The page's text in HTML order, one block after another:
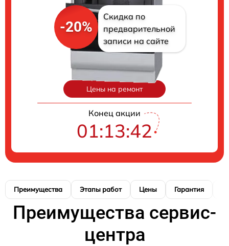
-20%
Скидка по
предварительной
записи на сайте
Цены на ремонт
Конец акции
01:13:41
Преимущества Этапы работ Цены Гарантия
Преимущества сервис-
центра